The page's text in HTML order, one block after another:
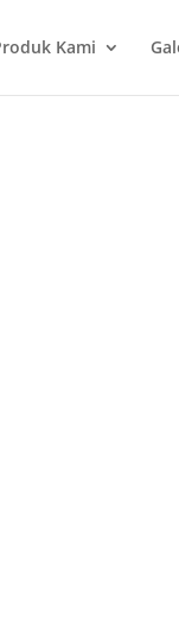
Kami